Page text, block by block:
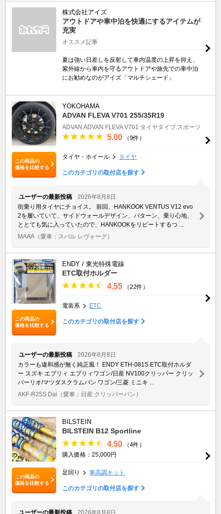
株式会社アイズ
アウトドアや車中泊を快適にするアイテムが
充実
オススメ記事
夏は強い日差しを反射して車内温度の上昇を抑え、
紫外線から車内を守るアウトドアや旅先での車中泊
にお勧めなのがアイズ「マルチシェード」
この商品の
価格を比較する
YOKOHAMA
ADVAN FLEVA V701 255/35R19
ADVAN ADVAN FLEVA V701 タイヤタイプ:スポーツ
5.00 （9件）
タイヤ・ホイール タイヤ
このカテゴリの取付店を探す
ユーザーの最新投稿
2026年8月8日
街乗り用タイヤにチョイス。 前回、HANKOOK VENTUS V12 evo
2を履いていて、サイドウォールデザイン、パターン、乗り心地、
ととても気に入っていたので、HANKOOKをリピートするつ ...
MAAA （愛車：スバル レヴォーグ）
この商品の
価格を比較する
ENDY / 東光特殊電線
ETC取付ホルダー
4.55 （22件）
電装系 ETC
このカテゴリの取付店を探す
ユーザーの最新投稿
2026年8月8日
カラーも違和感が無く純正風！ ENDY ETH-081S ETC取付ホルダ
ー スズキ エブリィ エブリィワゴン/日産 NV100クリッパー クリッ
パーリオ/マツダスクラムバン ワゴン/三菱 ミニキ ...
AKF-R25S Dai （愛車：日産 クリッパーバン）
この商品の
価格を比較する
BILSTEIN
BILSTEIN B12 Sportline
4.50
（4件）
購入価格：25,000円
足回り 車高調キット
このカテゴリの取付店を探す
ユーザーの最新投稿 2026年8月8日